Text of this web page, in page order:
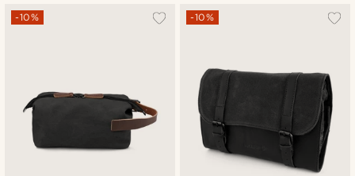
-10% -10%